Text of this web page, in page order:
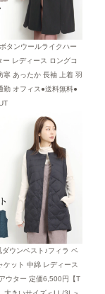
タンウールライクハー
ー レディース ロングコ
寒 あったか 長袖 上着 羽
勤 オフィス●送料無料●
ダウンベスト♪フィラ ベ
ケット 中綿 レディース
ウター 定価6,500円【T